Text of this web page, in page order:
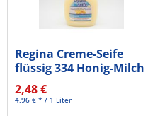
Regina Creme-Seife
flüssig 334 Honig-Milch
500ml
2,48 €
4,96 € * / 1 Liter